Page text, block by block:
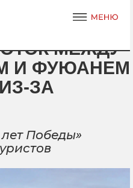
МЕЖДУ
И ФУЮАНЕМ
ЗА
Победы»